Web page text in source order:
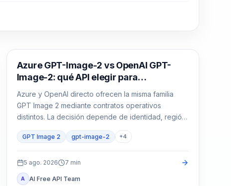
Generación de imágenes con IA
Azure GPT-Image-2 vs OpenAI GPT-
Image-2: qué API elegir para
producción
Azure y OpenAI directo ofrecen la misma familia
GPT Image 2 mediante contratos operativos
distintos. La decisión depende de identidad, región,
nombre del modelo.
GPT Image 2 gpt-image-2 +4
5 ago. 2026 7 min
A AI Free API Team